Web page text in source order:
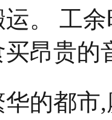
。 工
昂贵的
的都市